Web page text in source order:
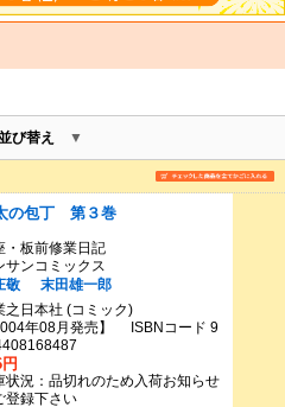
び替え
の包丁 第３巻
・板前修業日記
サンコミックス
敬
末田雄一郎
之日本社 (コミック)
年08月発売】 ISBNコード 9
状況：品切れのため入荷お知らせ
登録下さい